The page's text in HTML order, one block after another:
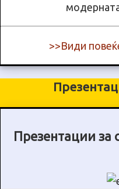
>>Види
Презентации за